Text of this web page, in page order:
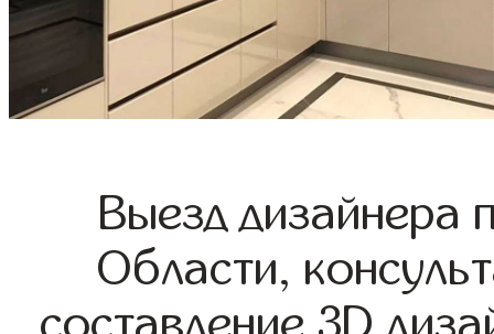
Выезд дизайнера
Области,
составление 3D